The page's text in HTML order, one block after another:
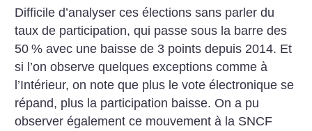
Difficile d’analyser ces élections sans parler du
taux de participation, qui passe sous la barre des
50 % avec une baisse de 3 points depuis 2014. Et
si l’on observe quelques exceptions comme à
l’Intérieur, on note que plus le vote électronique se
répand, plus la participation baisse. On a pu
observer également ce mouvement à la SNCF